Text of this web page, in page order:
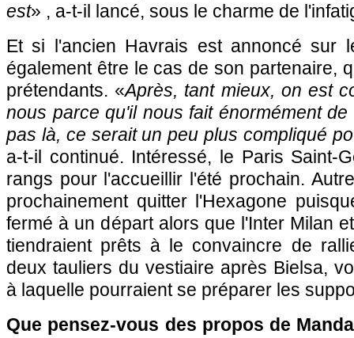
est» , a-t-il lancé, sous le charme de
Et si l'ancien Havrais est annoncé sur
également être le cas de son partenaire,
prétendants. «Après, tant mieux, on est
nous parce qu'il nous fait énormément
pas là, ce serait un peu plus compliqué
a-t-il continué. Intéressé, le Paris Saint-
rangs pour l'accueillir l'été prochain.
prochainement quitter l'Hexagone
fermé à un départ alors que l'Inter Milan
tiendraient prêts à le convaincre de
deux tauliers du vestiaire après Bielsa,
à laquelle pourraient se préparer les
Que pensez-vous des propos de